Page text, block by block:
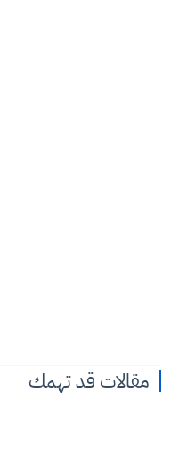
مقالات قد تهمك